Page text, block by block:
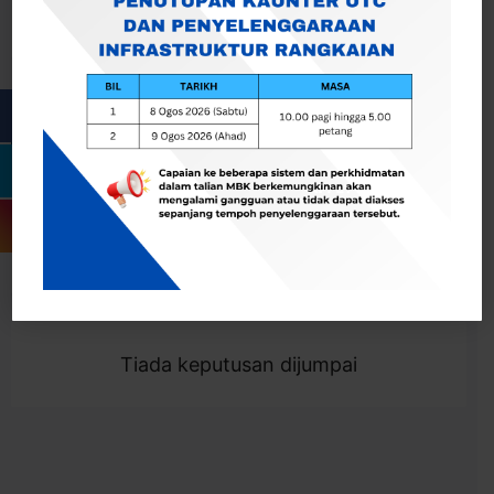
Togol Penapis
Showing 0 result
Tiada keputusan dijumpai